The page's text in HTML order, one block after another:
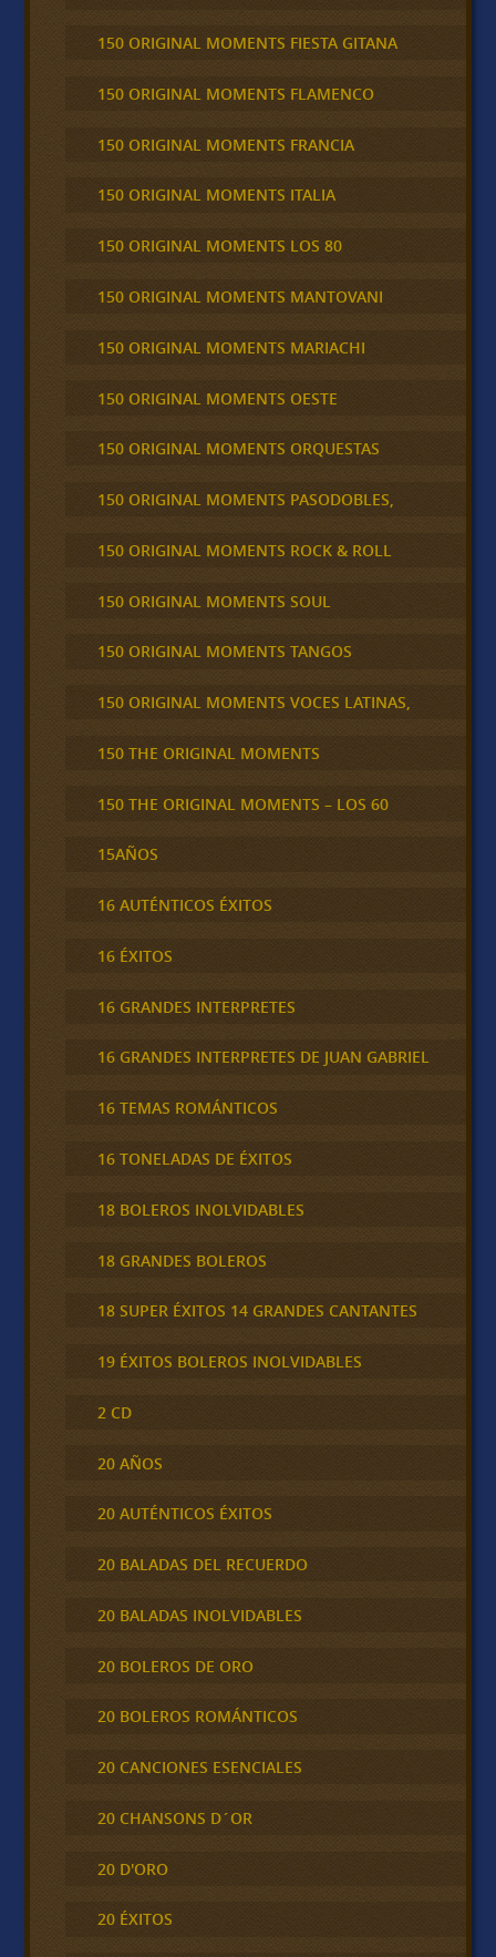
150 ORIGINAL MOMENTS FIESTA GITANA
150 ORIGINAL MOMENTS FLAMENCO
150 ORIGINAL MOMENTS FRANCIA
150 ORIGINAL MOMENTS ITALIA
150 ORIGINAL MOMENTS LOS 80
150 ORIGINAL MOMENTS MANTOVANI
150 ORIGINAL MOMENTS MARIACHI
150 ORIGINAL MOMENTS OESTE
150 ORIGINAL MOMENTS ORQUESTAS
150 ORIGINAL MOMENTS PASODOBLES,
150 ORIGINAL MOMENTS ROCK & ROLL
150 ORIGINAL MOMENTS SOUL
150 ORIGINAL MOMENTS TANGOS
150 ORIGINAL MOMENTS VOCES LATINAS,
150 THE ORIGINAL MOMENTS
150 THE ORIGINAL MOMENTS – LOS 60
15AÑOS
16 AUTÉNTICOS ÉXITOS
16 ÉXITOS
16 GRANDES INTERPRETES
16 GRANDES INTERPRETES DE JUAN GABRIEL
16 TEMAS ROMÁNTICOS
16 TONELADAS DE ÉXITOS
18 BOLEROS INOLVIDABLES
18 GRANDES BOLEROS
18 SUPER ÉXITOS 14 GRANDES CANTANTES
19 ÉXITOS BOLEROS INOLVIDABLES
2 CD
20 AÑOS
20 AUTÉNTICOS ÉXITOS
20 BALADAS DEL RECUERDO
20 BALADAS INOLVIDABLES
20 BOLEROS DE ORO
20 BOLEROS ROMÁNTICOS
20 CANCIONES ESENCIALES
20 CHANSONS D´OR
20 D'ORO
20 ÉXITOS